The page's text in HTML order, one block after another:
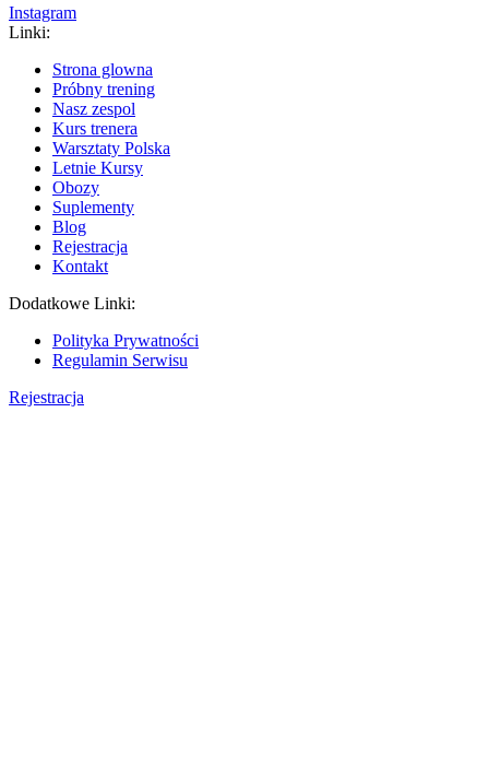
Instagram
Linki:
Strona glowna
Próbny trening
Nasz zespol
Kurs trenera
Warsztaty Polska
Letnie Kursy
Obozy
Suplementy
Blog
Rejestracja
Kontakt
Dodatkowe Linki:
Polityka Prywatności
Regulamin Serwisu
Rejestracja